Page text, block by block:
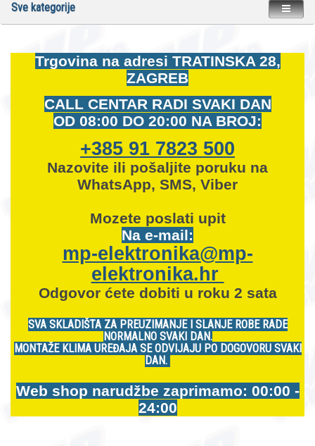
Sve kategorije
Trgovina na adresi TRATINSKA 28,
ZAGREB
CALL CENTAR RADI SVAKI DAN
OD 08:00 DO 20:00 NA BROJ:
+385 91 7823 500
Nazovite ili pošaljite poruku na
WhatsApp, SMS, Viber
Mozete poslati upit
Na e-mail:
mp-elektronika@mp-
elektronika.hr
Odgovor ćete dobiti u roku 2 sata
SVA SKLADIŠTA ZA PREUZIMANJE I SLANJE ROBE RADE
NORMALNO SVAKI DAN.
MONTAŽE KLIMA UREĐAJA SE ODVIJAJU PO DOGOVORU SVAKI
DAN.
Web shop narudžbe zaprimamo: 00:00 -
24:00